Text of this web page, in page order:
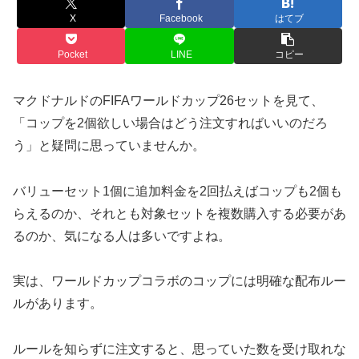
X Facebook はてブ
Pocket LINE コピー
マクドナルドのFIFAワールドカップ26セットを見て、
「コップを2個欲しい場合はどう注文すればいいのだろ
う」と疑問に思っていませんか。
バリューセット1個に追加料金を2回払えばコップも2個も
らえるのか、それとも対象セットを複数購入する必要があ
るのか、気になる人は多いですよね。
実は、ワールドカップコラボのコップには明確な配布ルー
ルがあります。
ルールを知らずに注文すると、思っていた数を受け取れな